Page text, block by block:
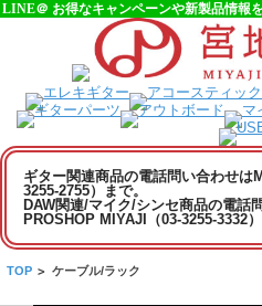
LINE＠ お得なキャンペーンや新製品情報
ギター関連商品の電話問い合わせは
3255-2755）まで。
DAW関連/マイク/シンセ商品の電話
PROSHOP MIYAJI（03-3255-3332）
TOP > ケーブル/ラック